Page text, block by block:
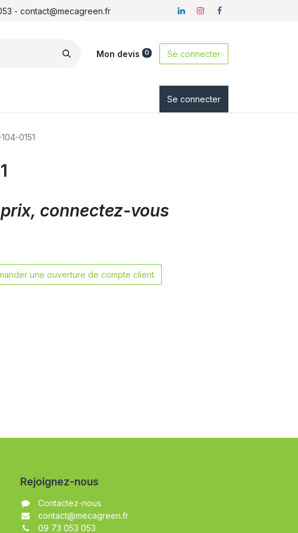
- contact@mecagreen.fr
Mon devis 0 Se connecter
Se connecter
0151
connectez-vous
une ouverture de compte client
Rejoignez-nous
Contactez-nous
contact@mecagreen.fr
09 73 053 053